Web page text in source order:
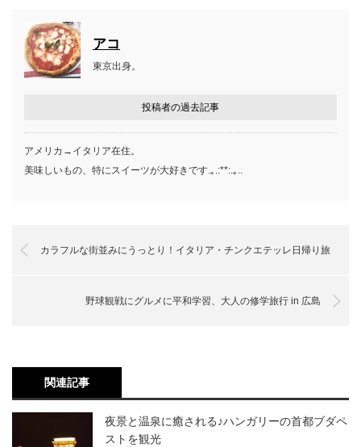
アコ
東京出身。
投稿者の過去記事
アメリカ→イタリア在住。
美味しいもの、特にスイーツが大好きです.｡.:**:.｡..
カラフルな街並みにうっとり！イタリア・チンクエテッレ日帰り旅
野球観戦にグルメに平和学習、大人の修学旅行 in 広島
関連記事
夜景と温泉に癒される♪ハンガリーの首都ブダペ
ストを観光